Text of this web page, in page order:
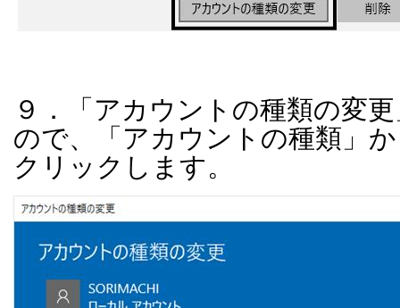
９．「アカウントの種類の変
ので、「アカウントの種類」
クリックします。